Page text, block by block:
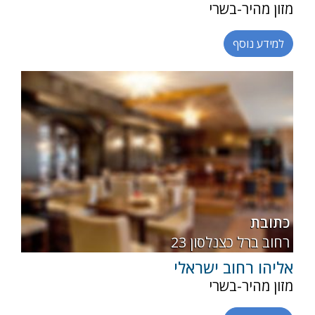
מזון מהיר-בשרי
למידע נוסף
בשרי
רגילה
כתובת
23 רחוב ברל כצנלסון
אליהו רחוב ישראלי
מזון מהיר-בשרי